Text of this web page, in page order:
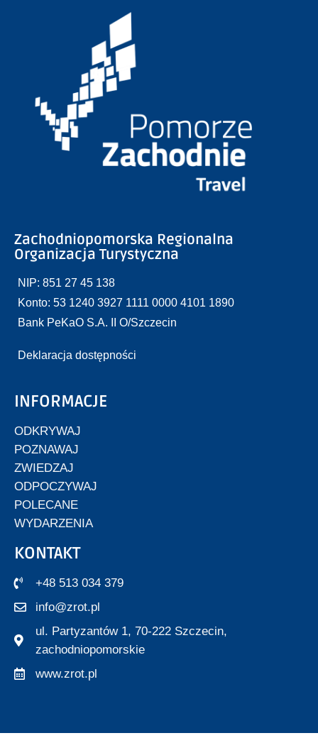
Zachodniopomorska Regionalna
Organizacja Turystyczna
NIP: 851 27 45 138
Konto: 53 1240 3927 1111 0000 4101 1890
Bank PeKaO S.A. II O/Szczecin
Deklaracja dostępności
INFORMACJE
ODKRYWAJ
POZNAWAJ
ZWIEDZAJ
ODPOCZYWAJ
POLECANE
WYDARZENIA
KONTAKT
+48 513 034 379
info@zrot.pl
ul. Partyzantów 1, 70-222 Szczecin,
zachodniopomorskie
www.zrot.pl